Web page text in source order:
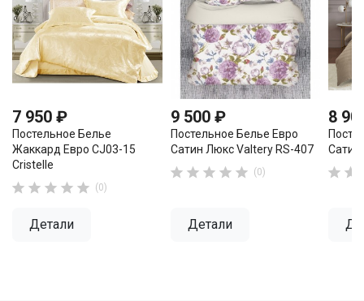
7 950 ₽
Постельное Белье
Жаккард Евро CJ03-15
Cristelle
     (0)
Детали
9 500 ₽
Постельное Белье Евро
Сатин Люкс Valtery RS-407
     (0)
Детали
8
Сатин
 